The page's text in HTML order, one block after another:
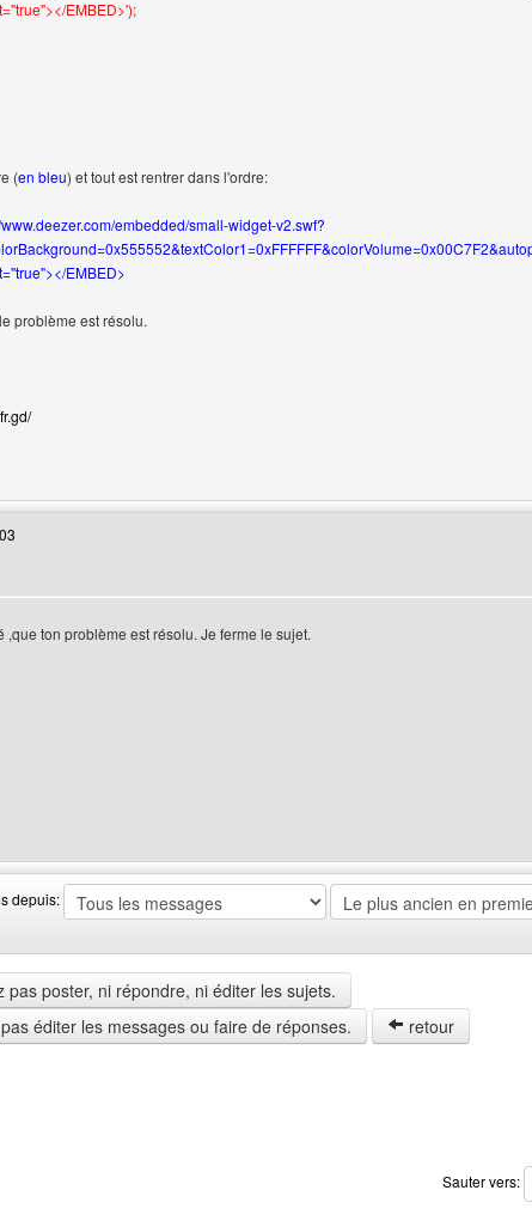
EMBED>');
(en bleu) et tout est rentrer dans l'ordre:
embedded/small-widget-v2.swf?
EMBED>
problème est résolu.
de l'utilisateur: locanour
,que ton problème est résolu. Je ferme le sujet.
de l'utilisateur: webmaster-shop
depuis:
poster, ni répondre, ni éditer les sujets.
éditer les messages ou faire de réponses.
retour
Sauter vers: